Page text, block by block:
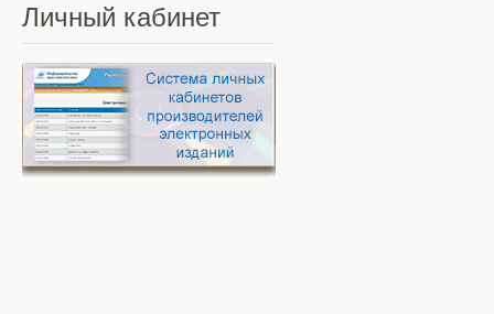
Личный кабинет